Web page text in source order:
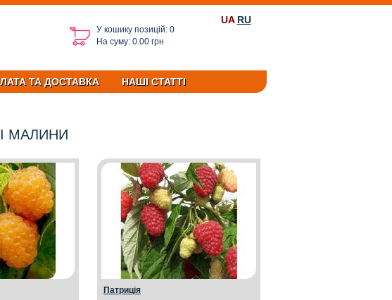
UA RU
У кошику позицій: 0
На суму: 0.00 грн
ТА ДОСТАВКА
НАШІ СТАТТІ
МАЛИНИ
Патриція